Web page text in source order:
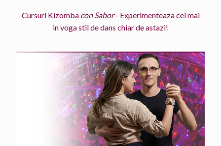
Cursuri Kizomba con Sabor- Experimenteaza cel mai
in voga stil de dans chiar de astazi!